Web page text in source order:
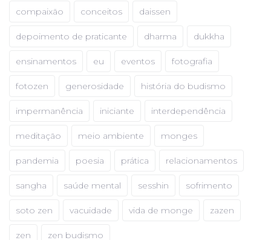
compaixão conceitos daissen
depoimento de praticante dharma dukkha
ensinamentos eu eventos fotografia
fotozen generosidade história do budismo
impermanência iniciante interdependência
meditação meio ambiente monges
pandemia poesia prática relacionamentos
sangha saúde mental sesshin sofrimento
soto zen vacuidade vida de monge zazen
zen zen budismo